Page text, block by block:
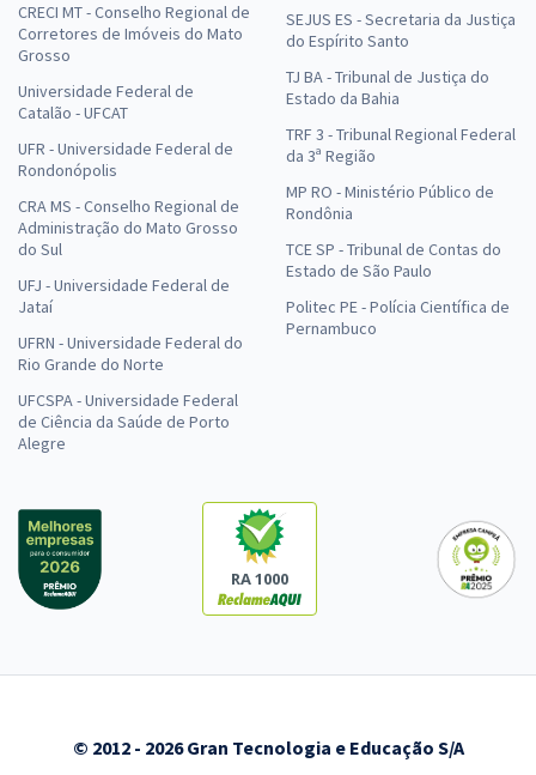
CRECI MT - Conselho Regional de
Corretores de Imóveis do Mato
Grosso
Universidade Federal de
Catalão - UFCAT
UFR - Universidade Federal de
Rondonópolis
CRA MS - Conselho Regional de
Administração do Mato Grosso
do Sul
UFJ - Universidade Federal de
Jataí
UFRN - Universidade Federal do
Rio Grande do Norte
UFCSPA - Universidade Federal
de Ciência da Saúde de Porto
Alegre
SEJUS ES - Secretaria da Justiça
do Espírito Santo
TJ BA - Tribunal de Justiça do
Estado da Bahia
TRF 3 - Tribunal Regional Federal
da 3ª Região
MP RO - Ministério Público de
Rondônia
TCE SP - Tribunal de Contas do
Estado de São Paulo
Politec PE - Polícia Científica de
Pernambuco
RA 1000
© 2012 - 2026 Gran Tecnologia e Educação S/A